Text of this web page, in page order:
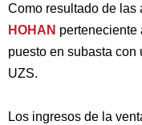
Como resultado de las
HOHAN perteneciente
puesto en subasta
UZS.
Los ingresos de la